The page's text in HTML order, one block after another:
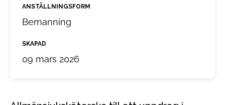
ANSTÄLLNINGSFORM
Bemanning
SKAPAD
09 mars 2026